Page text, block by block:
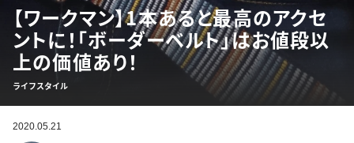
【ワークマン】1本あると最高のアクセ
ントに！「ボーダーベルト」はお値段以
上の価値あり！
ライフスタイル
2020.05.21